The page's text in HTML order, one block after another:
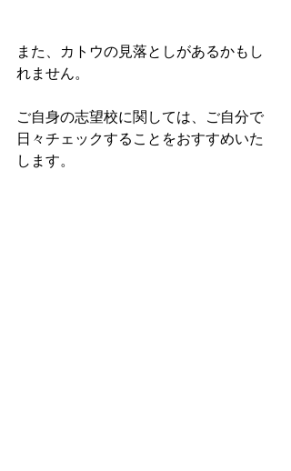
また、カトウの見落としがあるかもし
れません。
ご自身の志望校に関しては、ご自分で
日々チェックすることをおすすめいた
します。